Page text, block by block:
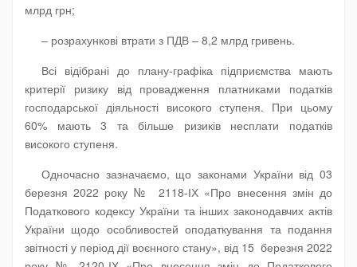
млрд грн;
– розрахункові втрати з ПДВ – 8,2 млрд гривень.
Всі відібрані до плану-графіка підприємства мають
критерії ризику від провадження платниками податків
господарської діяльності високого ступеня. При цьому
60% мають 3 та більше ризиків несплати податків
високого ступеня.
Одночасно зазначаємо, що законами України від 03
березня 2022 року № 2118-ІХ «Про внесення змін до
Податкового кодексу України та інших законодавчих актів
України щодо особливостей оподаткування та подання
звітності у період дії воєнного стану», від 15 березня 2022